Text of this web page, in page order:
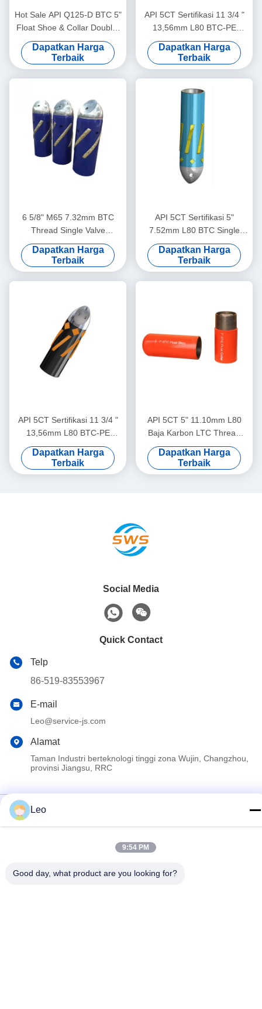
Hot Sale API Q125-D BTC 5"
Float Shoe & Collar Double-
Valve untuk Oil & Gas Well
Cementing
Dapatkan Harga
Terbaik
API 5CT Sertifikasi 11 3/4 "
13,56mm L80 BTC-PE
Single Valve Eksentrik
Hidung Aluminium Alloy
Float Shoe untuk Industri
Minyak dan Gas
Dapatkan Harga
Terbaik
6 5/8" M65 7.32mm BTC
Thread Single Valve
Eccentric Nose Float Shoe
Didedikasikan untuk Aplikasi
Semen Lapangan Minyak
Dapatkan Harga
Terbaik
API 5CT Sertifikasi 5"
7.52mm L80 BTC Single
Valve Self-Latch Aluminium
Alloy Float Shoe untuk
Industri Minyak dan Gas
Dapatkan Harga
Terbaik
API 5CT Sertifikasi 11 3/4 "
13,56mm L80 BTC-PE
Single Valve Eksentrik
Hidung Aluminium Alloy
Float Shoe untuk Industri
Dapatkan Harga
Terbaik
API 5CT 5" 11.10mm L80
Baja Karbon LTC Thread
Buckle Double-Valve Auto-
Fill Float Collar Alat Semen
Tekanan Tinggi
Dapatkan Harga
Terbaik
Social Media
Quick Contact
Telp
86-519-83553967
E-mail
Leo@service-js.com
Alamat
Taman Industri berteknologi tinggi zona Wujin, Changzhou,
provinsi Jiangsu, RRC
Ltd . Seluruh hak cipta.
Leo
9:54 PM
Good day, what product are you looking for?